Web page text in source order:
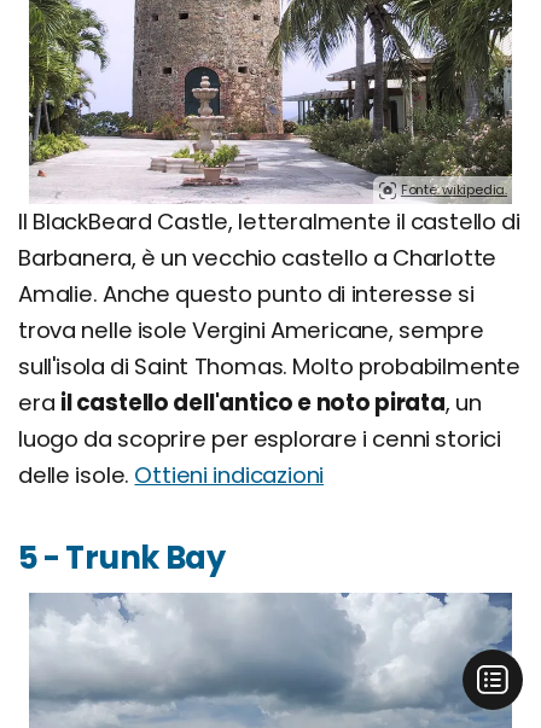
Fonte: wikipedia.
Il BlackBeard Castle, letteralmente il castello di
Barbanera, è un vecchio castello a Charlotte
Amalie. Anche questo punto di interesse si
trova nelle isole Vergini Americane, sempre
sull'isola di Saint Thomas. Molto probabilmente
era il castello dell'antico e noto pirata, un
luogo da scoprire per esplorare i cenni storici
delle isole. Ottieni indicazioni
5 - Trunk Bay